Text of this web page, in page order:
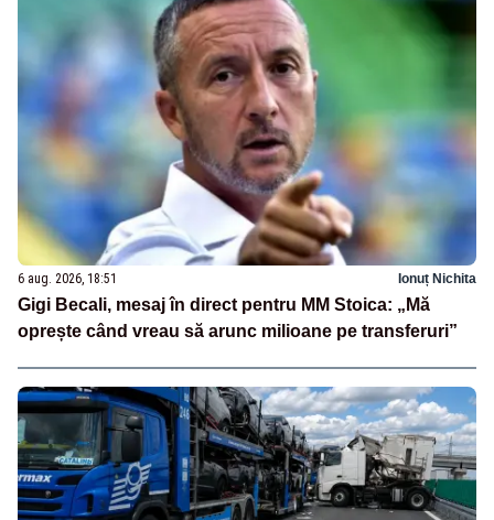
6 aug. 2026, 18:51 Ionuț Nichita
Gigi Becali, mesaj în direct pentru MM Stoica: „Mă
oprește când vreau să arunc milioane pe transferuri”